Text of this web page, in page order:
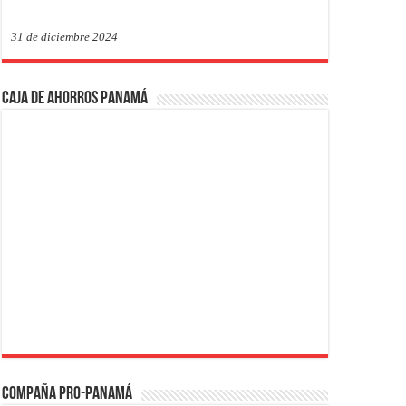
31 de diciembre 2024
Caja de Ahorros Panamá
Compaña PRO-Panamá